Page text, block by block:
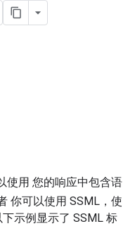
使用 您的响应中包含语
你可以使用 SSML，使
示例显示了 SSML 标